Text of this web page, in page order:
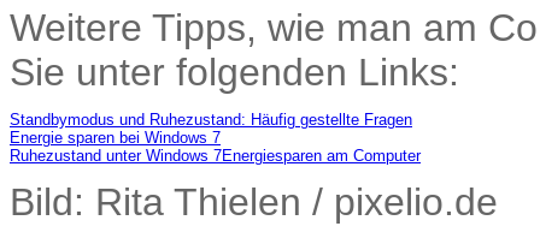
Weitere Tipps, wie man am
Sie unter folgenden Links:
Standbymodus und Ruhezustand: Häufig gestellte Fragen
Energie sparen bei Windows 7
Ruhezustand unter Windows 7Energiesparen am Computer
Bild: Rita Thielen / pixelio.de